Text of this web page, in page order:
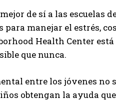
de sí a las escuelas
manejar el estrés,
Health Center
que nunca.
entre los jóvenes no
obtengan la ayuda